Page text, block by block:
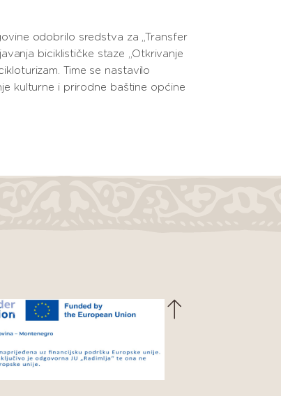
odobrilo sredstva za „Transfer
biciklističke staze „Otkrivanje
Time se nastavilo
kulturne i prirodne baštine općine